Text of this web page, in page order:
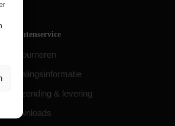
Klantenservice
Retourneren
Betalingsinformatie
Verzending & levering
Downloads